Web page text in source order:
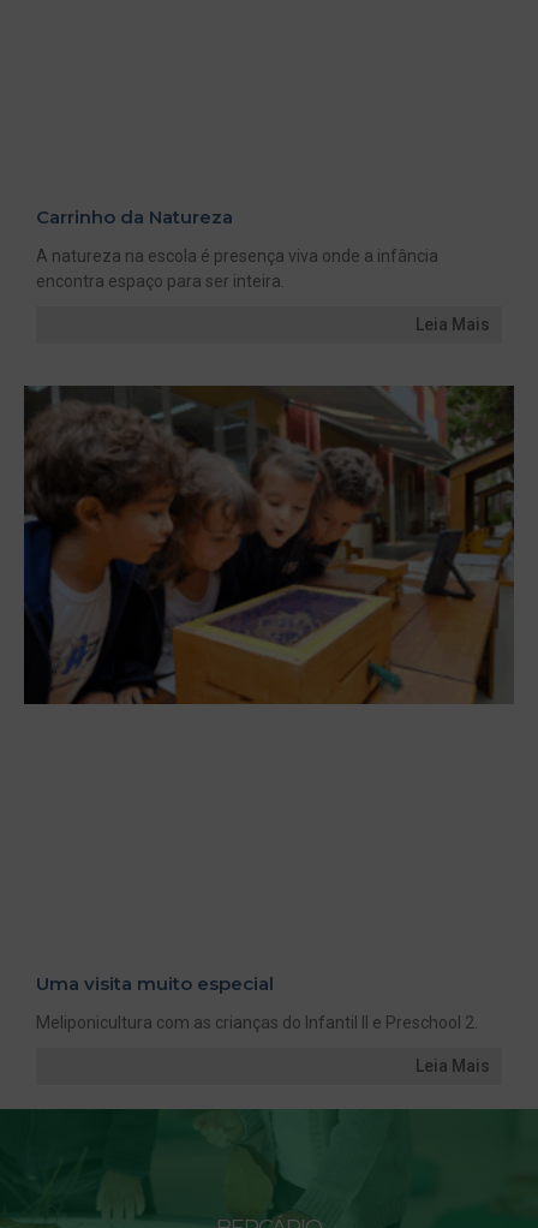
Carrinho da Natureza
A natureza na escola é presença viva onde a infância
encontra espaço para ser inteira.
Leia Mais
Uma visita muito especial
Meliponicultura com as crianças do Infantil II e Preschool 2.
Leia Mais